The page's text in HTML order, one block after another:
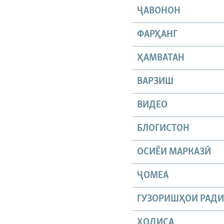
ҶАВОНОН
ФАРҲАНГ
ҲАМВАТАН
ВАРЗИШ
ВИДЕО
БЛОГИСТОН
ОСИЁИ МАРКАЗӢ
ҶОМEА
ГУЗОРИШҲОИ